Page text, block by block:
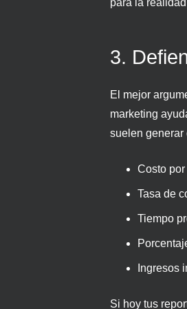
para la
3.
El mejor
marketing
suelen generar
Costo
Tasa de
Tiempo
Ingresos
Si hoy tus